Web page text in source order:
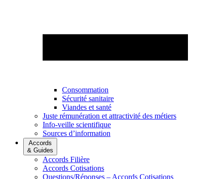
Consommation
Sécurité sanitaire
Viandes et santé
Juste rémunération et attractivité des métiers
Info-veille scientifique
Sources d’information
Accords
& Guides
Accords Filière
Accords Cotisations
Questions/Réponses – Accords Cotisations